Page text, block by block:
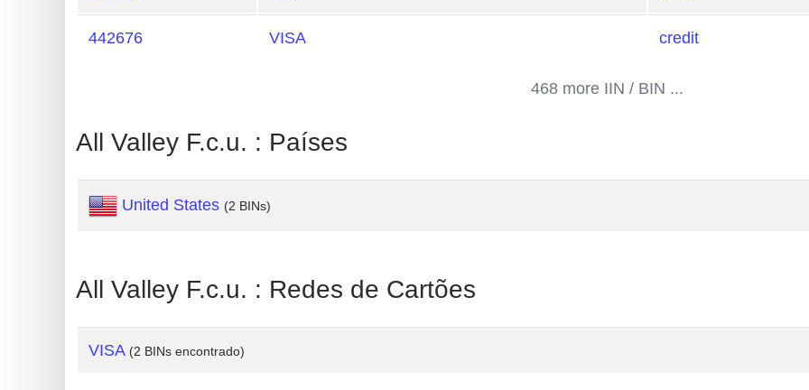
Generate
BIN
Card
Checker
What
My
442676 VISA credit
468 more IIN / BIN ...
All Valley F.c.u. : Países
United States (2 BINs)
All Valley F.c.u. : Redes de Cartões
VISA (2 BINs encontrado)